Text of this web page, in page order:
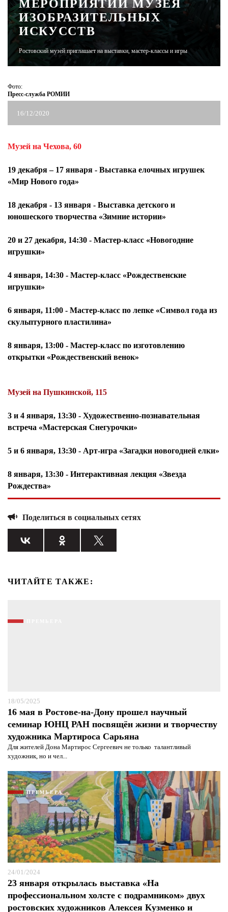
ЖУРНАЛ
МЕРОПРИЯТИЙ МУЗЕЯ
ИЗОБРАЗИТЕЛЬНЫХ
ИСКУССТВ
Ростовский музей приглашает на выставки, мастер-классы и игры
Фото:
Пресс-служба РОМИИ
16/12/2020
Музей на Чехова, 60
19 декабря – 17 января - Выставка елочных игрушек
«Мир Нового года»
18 декабря - 13 января - Выставка детского и
юношеского творчества «Зимние истории»
20 и 27 декабря, 14:30 - Мастер-класс «Новогодние
игрушки»
4 января, 14:30 - Мастер-класс «Рождественские
игрушки»
6 января, 11:00 - Мастер-класс по лепке «Символ года из
скульптурного пластилина»
8 января, 13:00 - Мастер-класс по изготовлению
открытки «Рождественский венок»
Музей на Пушкинской, 115
3 и 4 января, 13:30 - Художественно-познавательная
встреча «Мастерская Снегурочки»
5 и 6 января, 13:30 - Арт-игра «Загадки новогодней елки»
8 января, 13:30 - Интерактивная лекция «Звезда
Рождества»
Поделиться в социальных сетях
ЧИТАЙТЕ ТАКЖЕ:
18/05/2025
16 мая в Ростове-на-Дону прошел научный
семинар ЮНЦ РАН посвящён жизни и творчеству
художника Мартироса Сарьяна
Для жителей Дона Мартирос Сергеевич не только талантливый
художник, но и чел...
ПРЕМЬЕРА
24/01/2024
23 января открылась выставка «На
профессиональном холсте с подрамником» двух
ростовских художников Алексея Кузменко и